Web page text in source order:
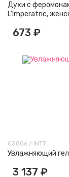
Духи с
L'Imperatric,
673 ₽
03806 / INTT
Увлажняющий
3 137 ₽